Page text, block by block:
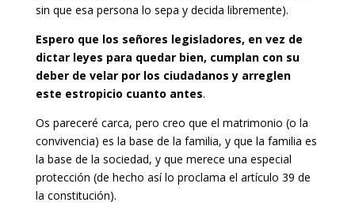
sin que esa persona lo sepa y decida libremente).
Espero que los señores legisladores, en vez de
dictar leyes para quedar bien, cumplan con su
deber de velar por los ciudadanos y arreglen
este estropicio cuanto antes.
Os pareceré carca, pero creo que el matrimonio (o la
convivencia) es la base de la familia, y que la familia es
la base de la sociedad, y que merece una especial
protección (de hecho así lo proclama el artículo 39 de
la constitución).